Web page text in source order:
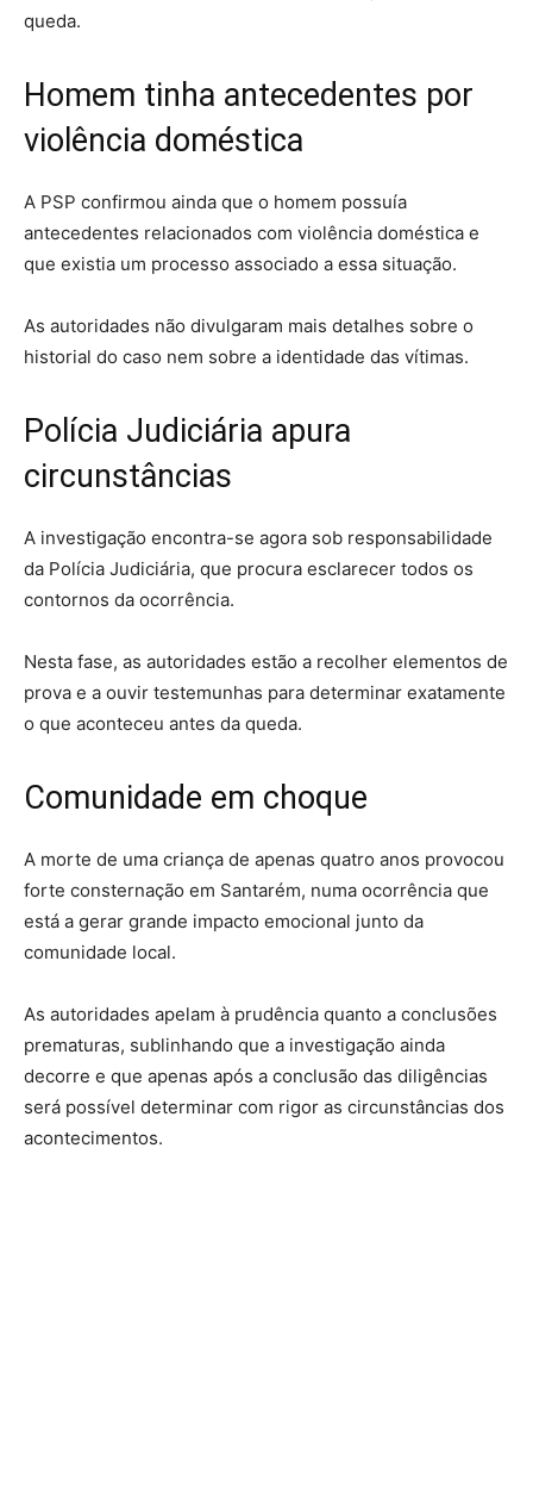
queda.
Homem tinha antecedentes por
violência doméstica
A PSP confirmou ainda que o homem possuía
antecedentes relacionados com violência doméstica e
que existia um processo associado a essa situação.
As autoridades não divulgaram mais detalhes sobre o
historial do caso nem sobre a identidade das vítimas.
Polícia Judiciária apura
circunstâncias
A investigação encontra-se agora sob responsabilidade
da Polícia Judiciária, que procura esclarecer todos os
contornos da ocorrência.
Nesta fase, as autoridades estão a recolher elementos de
prova e a ouvir testemunhas para determinar exatamente
o que aconteceu antes da queda.
Comunidade em choque
A morte de uma criança de apenas quatro anos provocou
forte consternação em Santarém, numa ocorrência que
está a gerar grande impacto emocional junto da
comunidade local.
As autoridades apelam à prudência quanto a conclusões
prematuras, sublinhando que a investigação ainda
decorre e que apenas após a conclusão das diligências
será possível determinar com rigor as circunstâncias dos
acontecimentos.